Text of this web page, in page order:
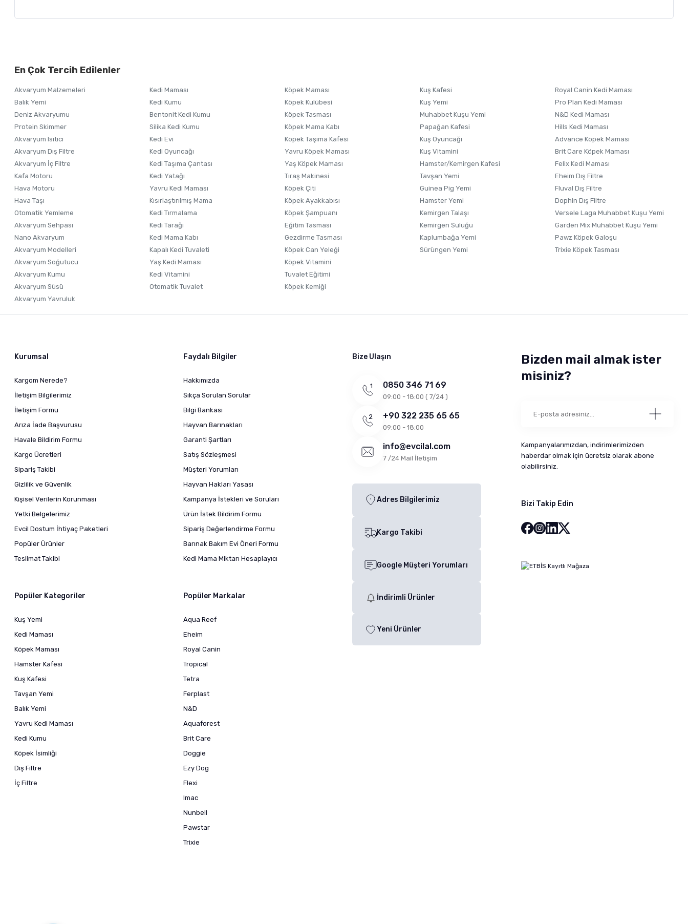
Ürünü Satın Al ve Yorumla
Ürün açıklamasında eksik bilgiler bulunuyor.
Ürün fiyatı diğer sitelerden daha pahalı.
Bu ürüne benzer farklı alternatifler olmalı.
Gönder
En Çok Tercih Edilenler
Akvaryum Malzemeleri
Balık Yemi
Deniz Akvaryumu
Protein Skimmer
Akvaryum Isıtıcı
Akvaryum Dış Filtre
Akvaryum İç Filtre
Kafa Motoru
Hava Motoru
Hava Taşı
Otomatik Yemleme
Akvaryum Sehpası
Nano Akvaryum
Akvaryum Modelleri
Akvaryum Soğutucu
Akvaryum Kumu
Akvaryum Süsü
Akvaryum Yavruluk
Kedi Maması
Kedi Kumu
Bentonit Kedi Kumu
Silika Kedi Kumu
Kedi Evi
Kedi Oyuncağı
Kedi Taşıma Çantası
Kedi Yatağı
Yavru Kedi Maması
Kısırlaştırılmış Mama
Kedi Tırmalama
Kedi Tarağı
Kedi Mama Kabı
Kapalı Kedi Tuvaleti
Yaş Kedi Maması
Kedi Vitamini
Otomatik Tuvalet
Köpek Maması
Köpek Kulübesi
Köpek Tasması
Köpek Mama Kabı
Köpek Taşıma Kafesi
Yavru Köpek Maması
Yaş Köpek Maması
Tıraş Makinesi
Köpek Çiti
Köpek Ayakkabısı
Köpek Şampuanı
Eğitim Tasması
Gezdirme Tasması
Köpek Can Yeleği
Köpek Vitamini
Tuvalet Eğitimi
Köpek Kemiği
Kuş Kafesi
Kuş Yemi
Muhabbet Kuşu Yemi
Papağan Kafesi
Kuş Oyuncağı
Kuş Vitamini
Hamster/Kemirgen Kafesi
Tavşan Yemi
Guinea Pig Yemi
Hamster Yemi
Kemirgen Talaşı
Kemirgen Suluğu
Kaplumbağa Yemi
Sürüngen Yemi
Royal Canin Kedi Maması
Pro Plan Kedi Maması
N&D Kedi Maması
Hills Kedi Maması
Advance Köpek Maması
Brit Care Köpek Maması
Felix Kedi Maması
Eheim Dış Filtre
Fluval Dış Filtre
Dophin Dış Filtre
Versele Laga Muhabbet Kuşu Yemi
Garden Mix Muhabbet Kuşu Yemi
Pawz Köpek Galoşu
Trixie Köpek Tasması
Kurumsal
Kargom Nerede?
İletişim Bilgilerimiz
İletişim Formu
Arıza İade Başvurusu
Havale Bildirim Formu
Kargo Ücretleri
Sipariş Takibi
Gizlilik ve Güvenlik
Kişisel Verilerin Korunması
Yetki Belgelerimiz
Evcil Dostum İhtiyaç Paketleri
Popüler Ürünler
Teslimat Takibi
Faydalı Bilgiler
Hakkımızda
Sıkça Sorulan Sorular
Bilgi Bankası
Hayvan Barınakları
Garanti Şartları
Satış Sözleşmesi
Müşteri Yorumları
Hayvan Hakları Yasası
Kampanya İstekleri ve Soruları
Ürün İstek Bildirim Formu
Sipariş Değerlendirme Formu
Barınak Bakım Evi Öneri Formu
Kedi Mama Miktarı Hesaplayıcı
Popüler Kategoriler
Kuş Yemi
Kedi Maması
Köpek Maması
Hamster Kafesi
Kuş Kafesi
Tavşan Yemi
Balık Yemi
Yavru Kedi Maması
Kedi Kumu
Köpek İsimliği
Dış Filtre
İç Filtre
Popüler Markalar
Aqua Reef
Eheim
Royal Canin
Tropical
Tetra
Ferplast
N&D
Aquaforest
Brit Care
Doggie
Ezy Dog
Flexi
Imac
Nunbell
Pawstar
Trixie
Bize Ulaşın
0850 346 71 69
09:00 - 18:00 ( 7/24 )
+90 322 235 65 65
09:00 - 18:00
info@evcilal.com
7 /24 Mail İletişim
Adres Bilgilerimiz
Kargo Takibi
Google Müşteri Yorumları
İndirimli Ürünler
Yeni Ürünler
Bizden mail almak ister
misiniz?
Kampanyalarımızdan, indirimlerimizden
haberdar olmak için ücretsiz olarak abone
olabilirsiniz.
Bizi Takip Edin